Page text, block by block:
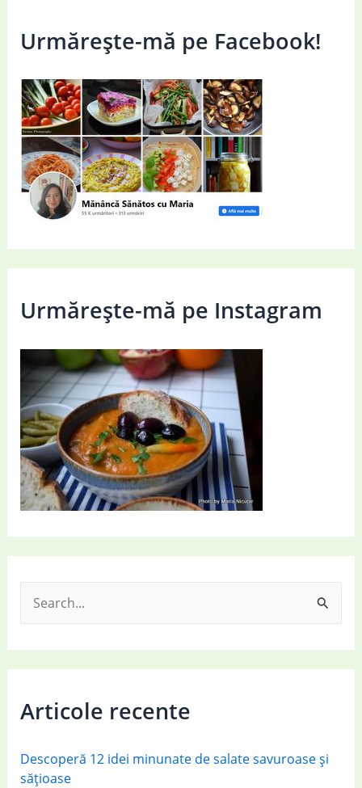
Urmărește-mă pe Facebook!
Urmărește-mă pe Instagram
e
a
r
h
o
Articole recente
Descoperă 12 idei minunate de salate savuroase și
sățioase